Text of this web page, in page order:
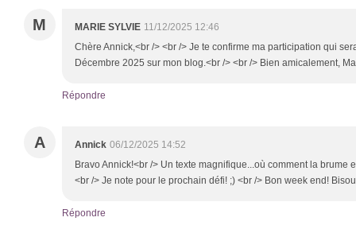
M MARIE SYLVIE 11/12/2025 12:46
Chère Annick,<br /> <br /> Je te confirme ma participation qui
Décembre 2025 sur mon blog.<br /> <br /> Bien amicalement,
Répondre
A Annick 06/12/2025 14:52
Bravo Annick!<br /> Un texte magnifique...où comment la brume
<br /> Je note pour le prochain défi! ;) <br /> Bon week end!
Répondre